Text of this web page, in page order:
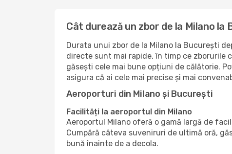
Cât durează un zbor de la Milano la
Durata unui zbor de la Milano la București
directe sunt mai rapide, în timp ce zborurile
găsești cele mai bune opțiuni de călătorie.
asigura că ai cele mai precise și mai
Aeroporturi din Milano și București
Facilități la aeroportul din Milano
Aeroportul Milano oferă o gamă largă de
Cumpără câteva suveniruri de ultimă oră,
bună înainte de a decola.